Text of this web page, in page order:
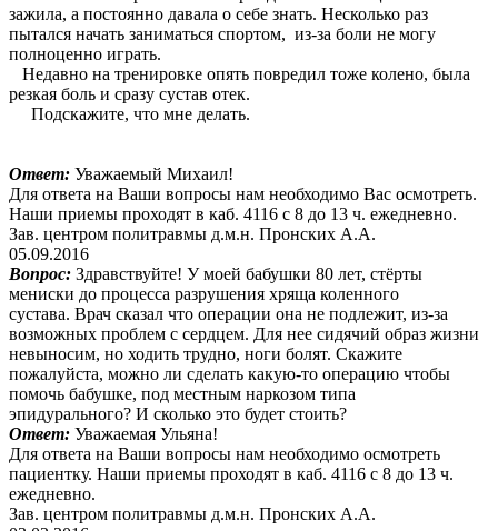
зажила, а постоянно давала о себе знать. Несколько раз
пытался начать заниматься спортом, из-за боли не могу
полноценно играть.
Недавно на тренировке опять повредил тоже колено, была
резкая боль и сразу сустав отек.
Подскажите, что мне делать.
Ответ: Уважаемый Михаил!
Для ответа на Ваши вопросы нам необходимо Вас осмотреть.
Наши приемы проходят в каб. 4116 с 8 до 13 ч. ежедневно.
Зав. центром политравмы д.м.н. Пронских А.А.
05.09.2016
Вопрос: Здравствуйте! У моей бабушки 80 лет, стёрты
мениски до процесса разрушения хряща коленного
сустава. Врач сказал что операции она не подлежит, из-за
возможных проблем с сердцем. Для нее сидячий образ жизни
невыносим, но ходить трудно, ноги болят. Скажите
пожалуйста, можно ли сделать какую-то операцию чтобы
помочь бабушке, под местным наркозом типа
эпидурального? И сколько это будет стоить?
Ответ: Уважаемая Ульяна!
Для ответа на Ваши вопросы нам необходимо осмотреть
пациентку. Наши приемы проходят в каб. 4116 с 8 до 13 ч.
ежедневно.
Зав. центром политравмы д.м.н. Пронских А.А.